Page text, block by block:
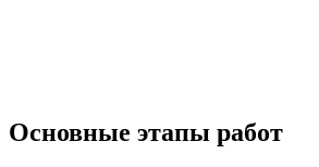
Основные этапы работ